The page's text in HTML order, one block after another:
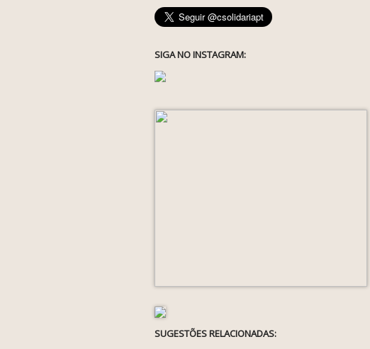
SIGA NO INSTAGRAM:
SUGESTÕES RELACIONADAS: